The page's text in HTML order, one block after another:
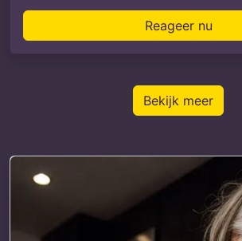
Reageer nu
Bekijk meer